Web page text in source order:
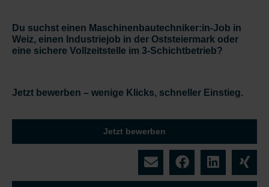
Du suchst einen Maschinenbautechniker:in-Job in
Weiz, einen Industriejob in der Oststeiermark oder
eine sichere Vollzeitstelle im 3-Schichtbetrieb?
Jetzt bewerben – wenige Klicks, schneller Einstieg.
Jetzt bewerben